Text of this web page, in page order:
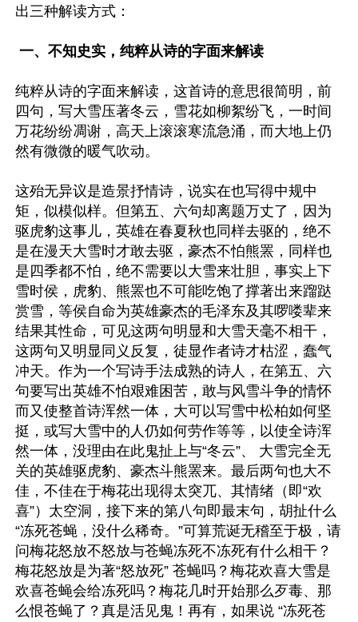
出三种解读方式：
一、不知史实，纯粹从诗的字面来解读
纯粹从诗的字面来解读，这首诗的意思很简明，前
四句，写大雪压著冬云，雪花如柳絮纷飞，一时间
万花纷纷凋谢，高天上滚滚寒流急涌，而大地上仍
然有微微的暖气吹动。
这殆无异议是造景抒情诗，说实在也写得中规中
矩，似模似样。但第五、六句却离题万丈了，因为
驱虎豹这事儿，英雄在春夏秋也同样去驱的，绝不
是在漫天大雪时才敢去驱，豪杰不怕熊罴，同样也
是四季都不怕，绝不需要以大雪来壮胆，事实上下
雪时侯，虎豹、熊罴也不可能吃饱了撑著出来蹓跶
赏雪，等侯自命为英雄豪杰的毛泽东及其啰喽辈来
结果其性命，可见这两句明显和大雪天毫不相干，
这两句又明显同义反复，徒显作者诗才枯涩，蠢气
冲天。作为一个写诗手法成熟的诗人，在第五、六
句要写出英雄不怕艰难困苦，敢与风雪斗争的情怀
而又使整首诗浑然一体，大可以写雪中松柏如何坚
挺，或写大雪中的人仍如何劳作等等，以使全诗浑
然一体，没理由在此鬼扯上与“冬云”、 大雪完全无
关的英雄驱虎豹、豪杰斗熊罴来。最后两句也大不
佳，不佳在于梅花出现得太突兀、其情绪（即“欢
喜”）太空洞，接下来的第八句即最末句，胡扯什么
“冻死苍蝇，没什么稀奇。”可算荒诞无稽至于极，请
问梅花怒放不怒放与苍蝇冻死不冻死有什么相干？
梅花怒放是为著“怒放死” 苍蝇吗？梅花欢喜大雪是
欢喜苍蝇会给冻死吗？梅花几时开始那么歹毒、那
么恨苍蝇了？真是活见鬼！再有，如果说 “冻死苍